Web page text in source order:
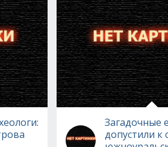
Загадочные
допустили к